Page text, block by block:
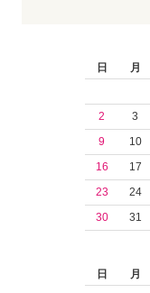
日
月
2
3
9
10
16
17
23
24
30
31
日
月